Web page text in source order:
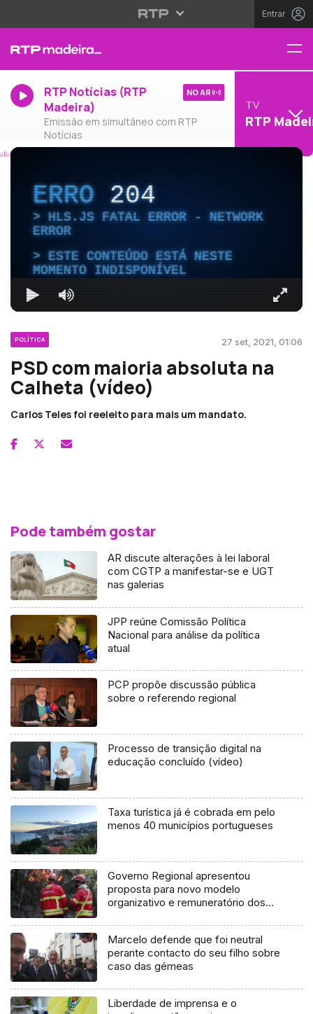
Entrar
RTP Notícias (RTP
Madeira)
Emissão em simultâneo com RTP
Notícias
NO AR
TV
RTP
ERRO204
HLS.JS FATAL ERROR - NETWORK
ERROR
ESTE CONTEÚDO ESTÁ NESTE
MOMENTO INDISPONÍVEL
POLÍTICA 27 set, 2021, 01:06
PSD com maioria absoluta na
Calheta (vídeo)
Carlos Teles foi reeleito para mais um mandato.
Pode também gostar
AR discute alterações à lei laboral
com CGTP a manifestar-se e UGT
nas galerias
JPP reúne Comissão Política
Nacional para análise da política
atual
PCP propõe discussão pública
sobre o referendo regional
Processo de transição digital na
educação concluído (vídeo)
Taxa turística já é cobrada em pelo
menos 40 municípios portugueses
Governo Regional apresentou
proposta para novo modelo
organizativo e remuneratório dos
Marcelo defende que foi neutral
perante contacto do seu filho sobre
caso das gémeas
Liberdade de imprensa e o